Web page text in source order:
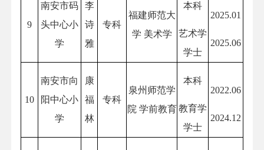
9
南安市码
头中心小
学
李
诗
雅
专科
福建师范大
学 美术学
本科
艺术学
学士
2025.01
2025.06
10
南安市向
阳中心小
学
康
福
林
专科
泉州师范学
院 学前教育
本科
教育学
学士
2022.06
2024.12